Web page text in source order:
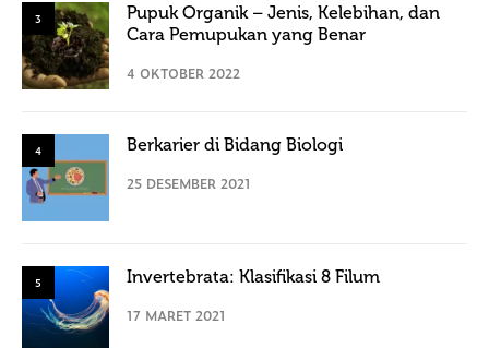
3
Pupuk Organik – Jenis, Kelebihan, dan
Cara Pemupukan yang Benar
4 OKTOBER 2022
4 Berkarier di Bidang Biologi
25 DESEMBER 2021
5 Invertebrata: Klasifikasi 8 Filum
17 MARET 2021